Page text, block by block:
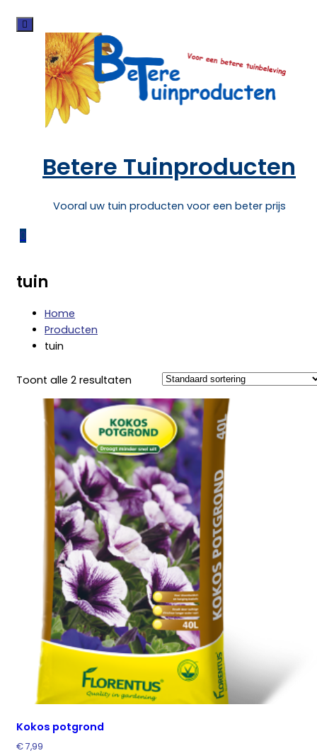
content
Betere Tuinproducten
Vooral uw tuin producten voor een beter prijs
0
tuin
Home
Producten
tuin
Toont alle 2 resultaten
Kokos potgrond
€7,99